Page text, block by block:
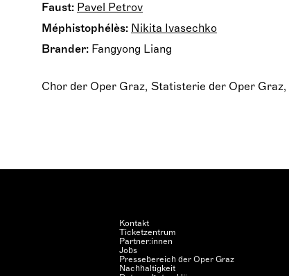
Faust: Pavel Petrov
Méphistophélès: Nikita Ivasechko
Brander: Fangyong Liang
Chor der Oper Graz, Statisterie der Oper Graz,
Kontakt
Ticketzentrum
Partner:innen
Jobs
Pressebereich der Oper Graz
Nachhaltigkeit